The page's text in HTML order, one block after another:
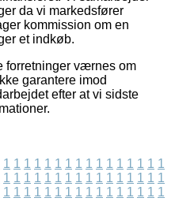
da vi markedsfører
kommission om en
et indkøb.
forretninger værnes om
garantere imod
efter at vi sidste
1 1 1 1 1 1 1 1 1 1 1 1 1 1 1 1
1 1 1 1 1 1 1 1 1 1 1 1 1 1 1 1
1 1 1 1 1 1 1 1 1 1 1 1 1 1 1 1